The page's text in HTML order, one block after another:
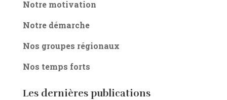
Notre motivation
Notre démarche
Nos groupes régionaux
Nos temps forts
Les dernières publications